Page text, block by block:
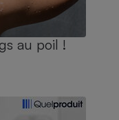
au poil !